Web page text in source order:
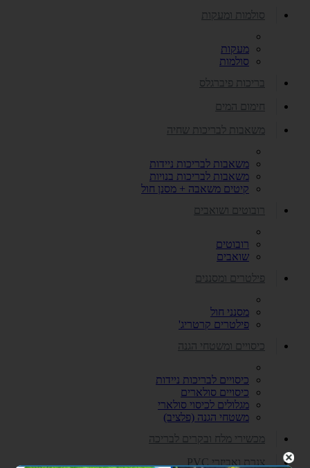
סולמות ומעקות
מעקות
סולמות
בריכות פיברגלס
חימום המים
משאבות לבריכות שחיה
משאבות לבריכות ניידות
משאבות לבריכות בנויות
קיטים משאבה + מסנן חול
רובוטים ושואבים
רובוטים
שואבים
פילטרים ומסננים
מסנני חול
פילטרים קרטריג'
כיסויים ומשטחי הגנה
כיסויים לבריכות ניידות
כיסויים סולארים
מגלולים לכיסוי סולארי
משטחי הגנה (פלציב)
מכשירי מלח ובקרים לבריכה
צנרת ואביזרי PVC